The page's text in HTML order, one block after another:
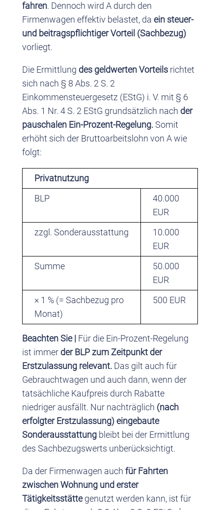
fahren. Dennoch wird A durch den
Firmenwagen effektiv belastet, da ein steuer-
und beitragspflichtiger Vorteil (Sachbezug)
vorliegt.
Die Ermittlung des geldwerten Vorteilsrichtet
sich nach § 8 Abs. 2 S. 2
Einkommensteuergesetz (EStG) i. V. mit § 6
Abs. 1 Nr. 4 S. 2 EStG grundsätzlich nach der
pauschalen Ein-Prozent-Regelung.Somit
erhöht sich der Bruttoarbeitslohn von A wie
folgt:
Privatnutzung
BLP
40.000
EUR
zzgl. Sonderausstattung
10.000
EUR
Summe
50.000
EUR
× 1 % (= Sachbezug pro
Monat)
500 EUR
Beachten Sie | Für die Ein-Prozent-Regelung
ist immer der BLP zum Zeitpunkt der
Erstzulassung relevant.Das gilt auch für
Gebrauchtwagen und auch dann, wenn der
tatsächliche Kaufpreis durch Rabatte
niedriger ausfällt. Nur nachträglich (nach
erfolgter Erstzulassung) eingebaute
Sonderausstattungbleibt bei der Ermittlung
des Sachbezugswerts unberücksichtigt.
Da der Firmenwagen auch für Fahrten
zwischen Wohnung und erster
Tätigkeitsstättegenutzt werden kann, ist für